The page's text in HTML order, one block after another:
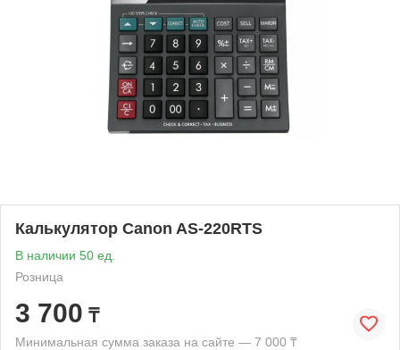
Калькулятор Canon AS-220RTS
В наличии 50 ед.
Розница
3 700 ₸
Минимальная сумма заказа на сайте — 7 000 ₸